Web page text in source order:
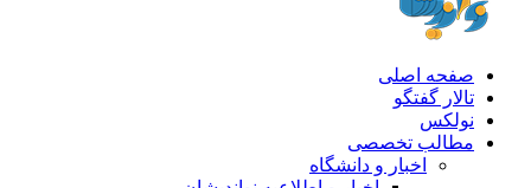
صفحه اصلی
تالار گفتگو
نولکس
مطالب تخصصی
اخبار و دانشگاه